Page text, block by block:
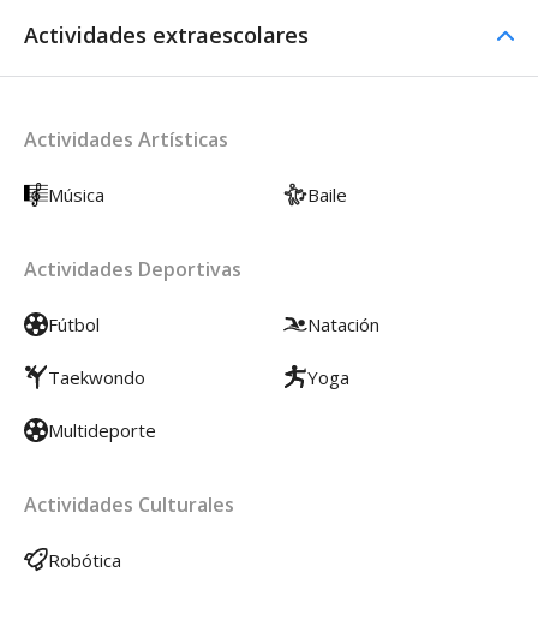
Actividades extraescolares
Actividades Artísticas
Música Baile
Actividades Deportivas
Fútbol Natación
Taekwondo Yoga
Multideporte
Actividades Culturales
Robótica